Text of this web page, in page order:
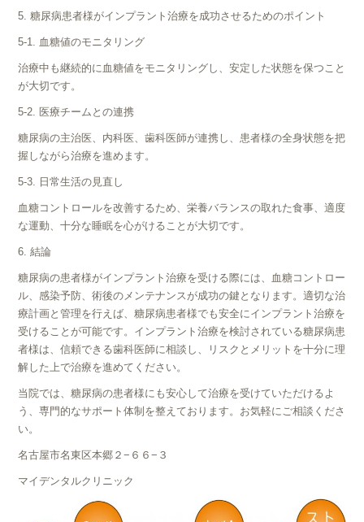
5. 糖尿病患者様がインプラント治療を成功させるためのポイント
5-1. 血糖値のモニタリング
治療中も継続的に血糖値をモニタリングし、安定した状態を保つこと
が大切です。
5-2. 医療チームとの連携
糖尿病の主治医、内科医、歯科医師が連携し、患者様の全身状態を把
握しながら治療を進めます。
5-3. 日常生活の見直し
血糖コントロールを改善するため、栄養バランスの取れた食事、適度
な運動、十分な睡眠を心がけることが大切です。
6. 結論
糖尿病の患者様がインプラント治療を受ける際には、血糖コントロー
ル、感染予防、術後のメンテナンスが成功の鍵となります。適切な治
療計画と管理を行えば、糖尿病患者様でも安全にインプラント治療を
受けることが可能です。インプラント治療を検討されている糖尿病患
者様は、信頼できる歯科医師に相談し、リスクとメリットを十分に理
解した上で治療を進めてください。
当院では、糖尿病の患者様にも安心して治療を受けていただけるよ
う、専門的なサポート体制を整えております。お気軽にご相談くださ
い。
名古屋市名東区本郷２−６６−３
マイデンタルクリニック